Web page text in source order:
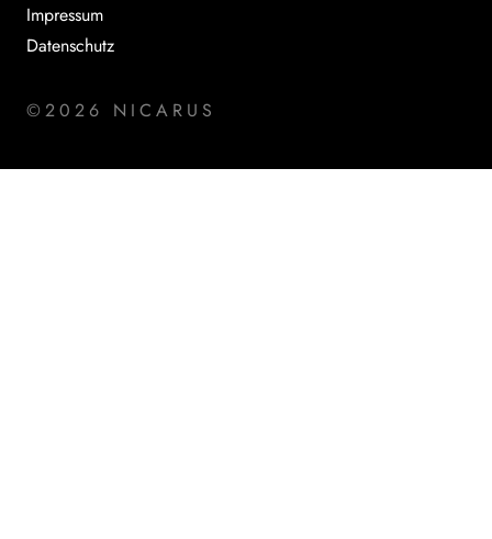
Impressum
Datenschutz
©2026 NICARUS